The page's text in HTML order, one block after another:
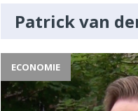
Patrick van
ECONOMIE